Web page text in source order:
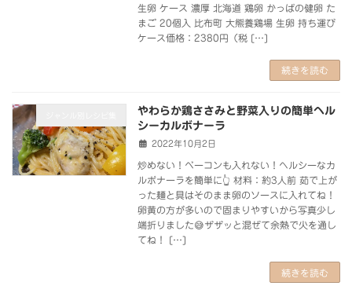
生卵 ケース 濃厚 北海道 鶏卵 かっぱの健卵 た
まご 20個入 比布町 大熊養鶏場 生卵 持ち運び
ケース価格：2380円（税 […]
続きを読む
やわらか鶏ささみと野菜入りの簡単ヘル
シーカルボナーラ
2022年10月2日
炒めない！ベーコンも入れない！ヘルシーなカ
ルボナーラを簡単に👆 材料：約3人前 茹で上が
った麺と具はそのまま卵のソースに入れてね！
卵黄の方が多いので固まりやすいから写真少し
端折りました😅ザザッと混ぜて余熱で火を通し
てね！ […]
続きを読む